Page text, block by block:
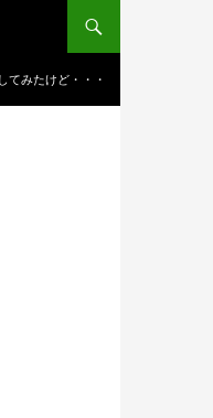
てみたけど・・・